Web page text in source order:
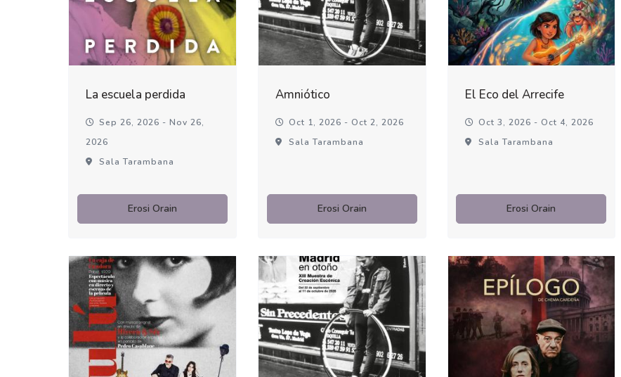
La escuela perdida
Sep 26, 2026 - Nov 26,
2026
Sala Tarambana
Erosi Orain
Amniótico
Oct 1, 2026 - Oct 2, 2026
Sala Tarambana
Erosi Orain
El Eco del Arrecife
Oct 3, 2026 - Oct 4, 2026
Sala Tarambana
Erosi Orain